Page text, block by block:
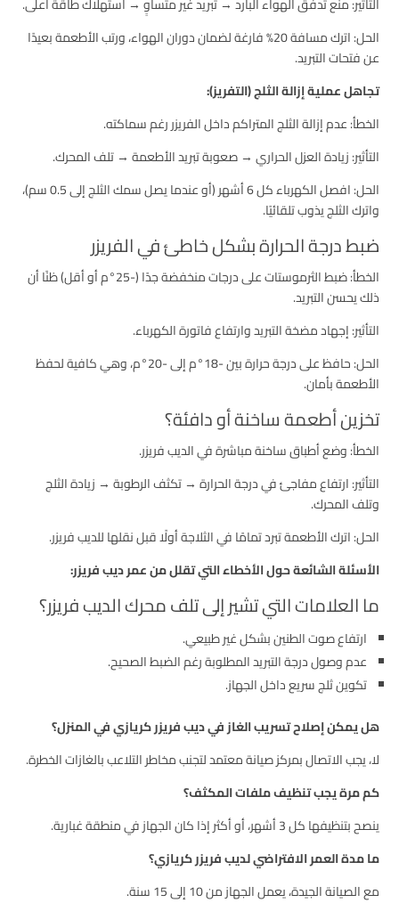
الحل: اترك مسافة 20% فارغة لضمان دوران الهواء، ورتب الأطعمة بعيدًا
عن فتحات التبريد.
تجاهل عملية إزالة الثلج (التفريز):
الخطأ: عدم إزالة الثلج المتراكم داخل الفريزر رغم سماكته.
التأثير: زيادة العزل الحراري → صعوبة تبريد الأطعمة → تلف المحرك.
الحل: افصل الكهرباء كل 6 أشهر (أو عندما يصل سمك الثلج إلى 0.5 سم)،
واترك الثلج يذوب تلقائيًا.
ضبط درجة الحرارة بشكل خاطئ في الفريزر
الخطأ: ضبط الثرموستات على درجات منخفضة جدًا (-25°م أو أقل) ظنًا أن
ذلك يحسن التبريد.
التأثير: إجهاد مضخة التبريد وارتفاع فاتورة الكهرباء.
الحل: حافظ على درجة حرارة بين -18°م إلى -20°م، وهي كافية لحفظ
الأطعمة بأمان.
تخزين أطعمة ساخنة أو دافئة؟
الخطأ: وضع أطباق ساخنة مباشرة في الديب فريزر.
التأثير: ارتفاع مفاجئ في درجة الحرارة → تكثف الرطوبة → زيادة الثلج
وتلف المحرك.
الحل: اترك الأطعمة تبرد تمامًا في الثلاجة أولًا قبل نقلها للديب فريزر.
الأسئلة الشائعة حول الأخطاء التي تقلل من عمر ديب فريزر:
ما العلامات التي تشير إلى تلف محرك الديب فريزر؟
ارتفاع صوت الطنين بشكل غير طبيعي.
عدم وصول درجة التبريد المطلوبة رغم الضبط الصحيح.
تكوين ثلج سريع داخل الجهاز.
هل يمكن إصلاح تسريب الغاز في ديب فريزر كريازي في المنزل؟
لا، يجب الاتصال بمركز صيانة معتمد لتجنب مخاطر التلاعب بالغازات الخطرة.
كم مرة يجب تنظيف ملفات المكثف؟
ينصح بتنظيفها كل 3 أشهر، أو أكثر إذا كان الجهاز في منطقة غبارية.
ما مدة العمر الافتراضي لديب فريزر كريازي؟
مع الصيانة الجيدة، يعمل الجهاز من 10 إلى 15 سنة.